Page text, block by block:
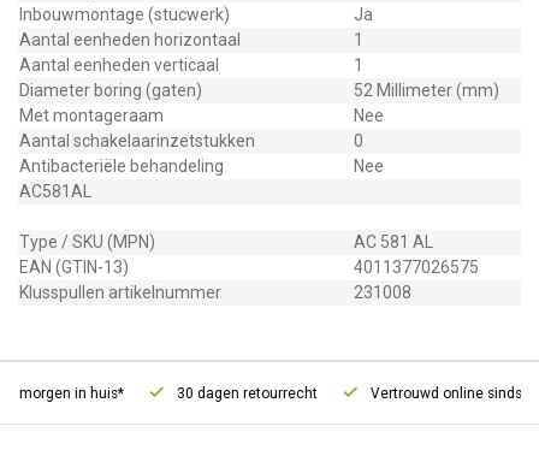
Inbouwmontage (stucwerk)
Ja
Aantal eenheden horizontaal
1
Aantal eenheden verticaal
1
Diameter boring (gaten)
52 Millimeter (mm)
Met montageraam
Nee
Aantal schakelaarinzetstukken
0
Antibacteriële behandeling
Nee
AC581AL
Type / SKU (MPN)
AC 581 AL
EAN (GTIN-13)
4011377026575
Klusspullen artikelnummer
231008
morgen in huis* 30 dagen retourrecht Vertrouwd online sinds